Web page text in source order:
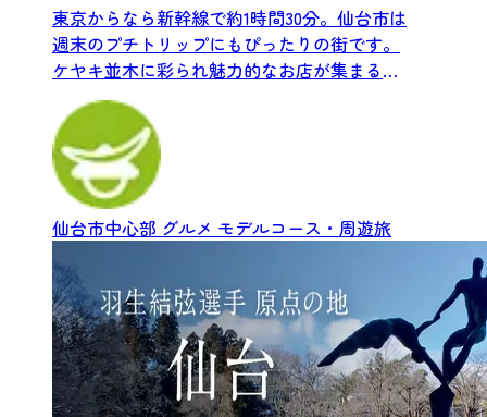
東京からなら新幹線で約1時間30分。仙台市は
週末のプチトリップにもぴったりの街です。
ケヤキ並木に彩られ魅力的なお店が集まる中
心部は、一日で仙台の...
仙台市中心部 グルメ モデルコース・周遊旅